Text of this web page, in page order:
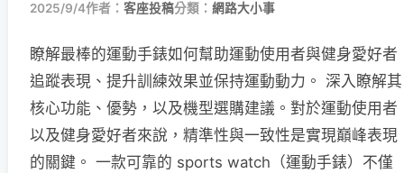
2025/9/4作者： 客座投稿分類： 網路大小事
瞭解最棒的運動手錶如何幫助運動使用者與健身愛好者
追蹤表現、提升訓練效果並保持運動動力。 深入瞭解其
核心功能、優勢，以及機型選購建議。對於運動使用者
以及健身愛好者來說，精準性與一致性是實現巔峰表現
的關鍵。 一款可靠的 sports watch（運動手錶）不僅